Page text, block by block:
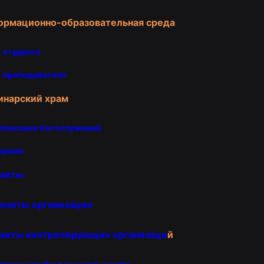
образовательная среда
храм
богослужений
организации
контролирующих организаций